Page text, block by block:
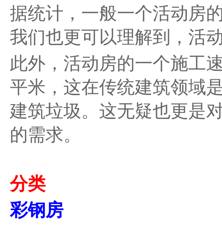
据统计，一般一个活动房
我们也更可以理解到，活
此外，活动房的一个施工
平米，这在传统建筑领域
建筑垃圾。这无疑也更是
的需求。
分类
彩钢房